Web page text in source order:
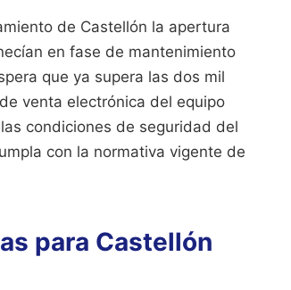
de Castellón la apertura
en fase de mantenimiento
que ya supera las dos mil
venta electrónica del equipo
condiciones de seguridad del
con la normativa vigente de
para Castellón